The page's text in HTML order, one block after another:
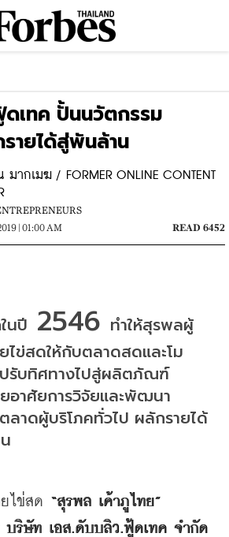
เทค ปั้นนวัตกรรม
ายได้สู่พันล้าน
ากเมฆ / FORMER ONLINE CONTENT
| 01:00 AM
READ 6452
นปี 2546 ทำให้สุรพลผู้
ไข่สดให้กับตลาดสดและโม
รับทิศทางไปสู่ผลิตภัณฑ์
อาศัยการวิจัยและพัฒนา
ลาดผู้บริโภคทั่วไป ผลักรายได้
ไข่สด “สุรพล เค้าภูไทย
บริษัท เอส.ดับบลิว.ฟู้ดเทค จำกัด